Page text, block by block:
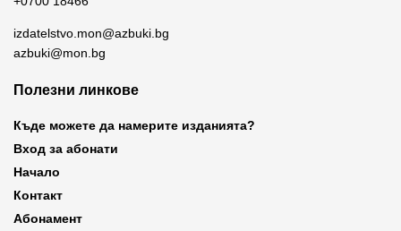
izdatelstvo.mon@azbuki.bg
azbuki@mon.bg
Полезни линкове
Къде можете да намерите изданията?
Вход за абонати
Начало
Контакт
Абонамент